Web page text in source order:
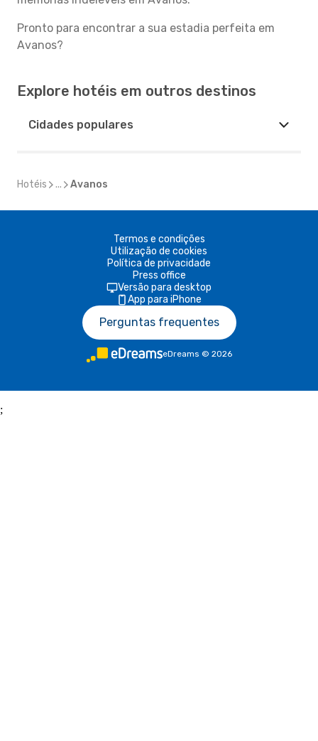
Pronto para encontrar a sua estadia perfeita em
Avanos?
Explore hotéis em outros destinos
Cidades populares
Hotéis ... Avanos
Termos e condições
Utilização de cookies
Política de privacidade
Press office
Versão para desktop
App para iPhone
Perguntas frequentes
eDreams © 2026
;